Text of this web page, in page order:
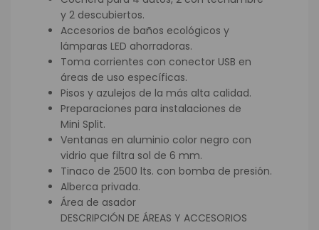
y 2 descubiertos.
Accesorios de baños ecológicos y
lámparas LED ahorradoras.
Toma corrientes con conector USB en
áreas de uso específicas.
Pisos y azulejos de la más alta calidad.
Preparaciones para instalaciones de
Mini Split.
Ventanas en aluminio color negro con
vidrio que filtra sol de 6 mm.
Tinaco de 2500 lts. con bomba de presión.
Alberca privada.
Área de asador
DESCRIPCIÓN DE ÁREAS Y ACCESORIOS